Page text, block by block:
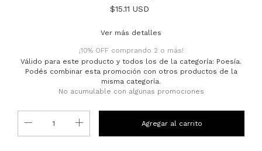
$15.11 USD
Ver más detalles
¡10% OFF comprando 2 o más!
Válido para este producto y todos los de la categoría: Poesía.
Podés combinar esta promoción con otros productos de la
misma categoría.
No acumulable con algunas promociones